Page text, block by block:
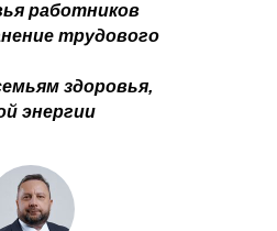
работников
трудового
здоровья,
энергии